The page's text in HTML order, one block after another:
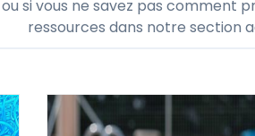
si vous ne savez pas
ressources dans notre section